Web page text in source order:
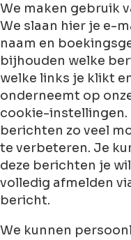
We maken gebruik
We slaan hier je e-
naam en
bijhouden welke
welke links je klikt
onderneemt op
cookie-instellingen.
berichten zo veel
te verbeteren. Je
deze berichten je
volledig afmelden
bericht.
We kunnen